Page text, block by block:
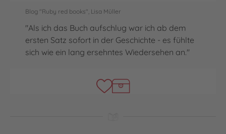
Blog "Ruby red books", Lisa Müller
"Als ich das Buch aufschlug war ich ab dem
ersten Satz sofort in der Geschichte - es fühlte
sich wie ein lang ersehntes Wiedersehen an."